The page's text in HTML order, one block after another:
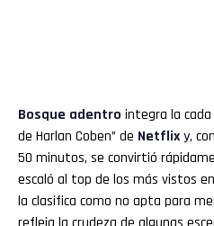
Bosque adentro integra la cada
de Harlan Coben” de Netflixy,
50 minutos, se convirtió
escaló al top de los más vistos
la clasifica como no apta para